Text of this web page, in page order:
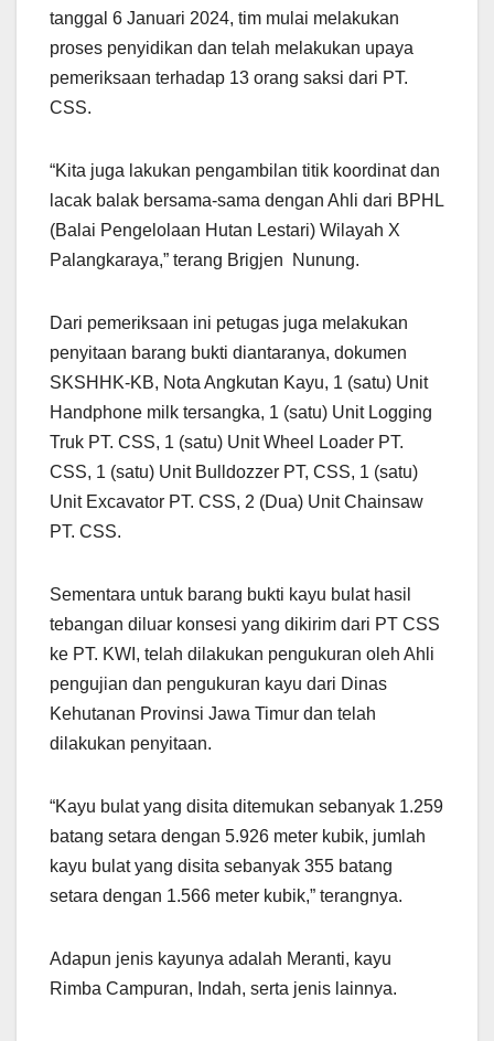
tanggal 6 Januari 2024, tim mulai melakukan
proses penyidikan dan telah melakukan upaya
pemeriksaan terhadap 13 orang saksi dari PT.
CSS.
“Kita juga lakukan pengambilan titik koordinat dan
lacak balak bersama-sama dengan Ahli dari BPHL
(Balai Pengelolaan Hutan Lestari) Wilayah X
Palangkaraya,” terang Brigjen Nunung.
Dari pemeriksaan ini petugas juga melakukan
penyitaan barang bukti diantaranya, dokumen
SKSHHK-KB, Nota Angkutan Kayu, 1 (satu) Unit
Handphone milk tersangka, 1 (satu) Unit Logging
Truk PT. CSS, 1 (satu) Unit Wheel Loader PT.
CSS, 1 (satu) Unit Bulldozzer PT, CSS, 1 (satu)
Unit Excavator PT. CSS, 2 (Dua) Unit Chainsaw
PT. CSS.
Sementara untuk barang bukti kayu bulat hasil
tebangan diluar konsesi yang dikirim dari PT CSS
ke PT. KWI, telah dilakukan pengukuran oleh Ahli
pengujian dan pengukuran kayu dari Dinas
Kehutanan Provinsi Jawa Timur dan telah
dilakukan penyitaan.
“Kayu bulat yang disita ditemukan sebanyak 1.259
batang setara dengan 5.926 meter kubik, jumlah
kayu bulat yang disita sebanyak 355 batang
setara dengan 1.566 meter kubik,” terangnya.
Adapun jenis kayunya adalah Meranti, kayu
Rimba Campuran, Indah, serta jenis lainnya.